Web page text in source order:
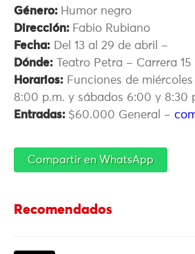
Género: Humor negro
Dirección: Fabio Rubiano
Fecha: Del 13 al 29 de abril –
Dónde: Teatro Petra – Carrera
Horarios: Funciones de
8:00 p.m. y sábados 6:00 y 8:30
Entradas: $60.000 General –
Compartir en WhatsApp
Recomendados